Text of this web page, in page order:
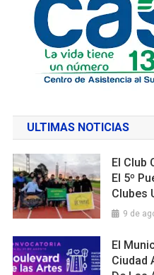
ULTIMAS NOTICIAS
El Club
El 5º
Clubes
9 de
El
Ciudad